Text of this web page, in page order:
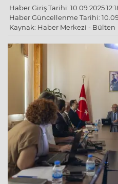
Haber Giriş Tarihi: 10.09.2025
Haber Güncellenme Tarihi:
Kaynak: Haber Merkezi - Bülten